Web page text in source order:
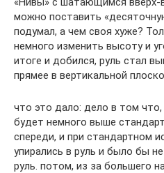
можно поставить
подумал, а чем своя хуже?
немного изменить высоту и
итоге и добился, руль стал
прямее в вертикальной
что это дало: дело в том
будет немного выше
спереди, и при стандартном
упирались в руль и было бы
руль. потом, из за большего